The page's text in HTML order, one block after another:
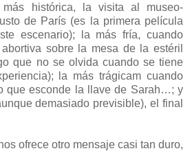
histórica, la visita al museo-
de París (es la primera película
escenario); la más fría, cuando
sobre la mesa de la estéril
que no se olvida cuando se tiene
la más trágicam cuando
que esconde la llave de Sarah…; y
demasiado previsible), el final
ofrece otro mensaje casi tan duro,